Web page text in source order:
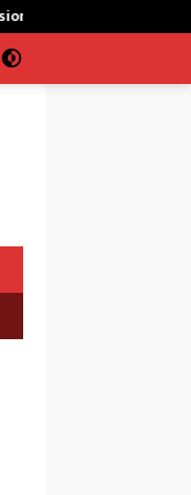
Satgas Yonif 645/GTY